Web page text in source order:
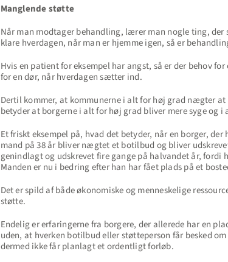
Manglende støtte
Når man modtager behandling, lærer man nogle ting,
klare hverdagen, når man er hjemme igen, så er
Hvis en patient for eksempel har angst, så er der behov
for en dør, når hverdagen sætter ind.
Dertil kommer, at kommunerne i alt for høj grad nægter
betyder at borgerne i alt for høj grad bliver mere syge og
Et friskt eksempel på, hvad det betyder, når en borger,
mand på 38 år bliver nægtet et botilbud og bliver
genindlagt og udskrevet fire gange på halvandet år,
Manden er nu i bedring efter han har fået plads på et
Det er spild af både økonomiske og menneskelige
støtte.
Endelig er erfaringerne fra borgere, der allerede har en
uden, at hverken botilbud eller støtteperson får besked
dermed ikke får planlagt et ordentligt forløb.